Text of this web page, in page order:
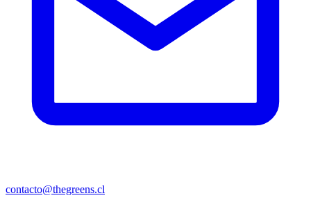
contacto@thegreens.cl